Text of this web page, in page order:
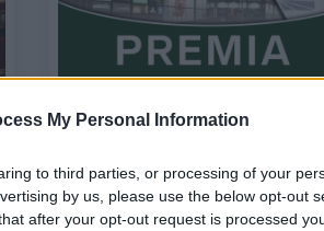
My Personal Information
to third parties, or processing of your
by us, please use the below opt-out
after your opt-out request is processed
Ομόλογο 150 εκατ. ευρώ από την
κατευθύνονται τα κεφάλαια, το
χρονοδιάγραμμα